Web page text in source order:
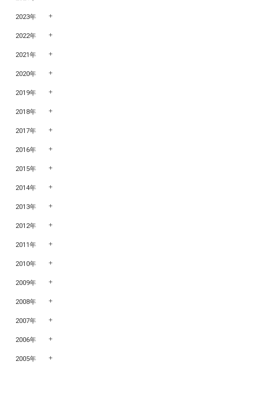
2023年
2022年
2021年
2020年
2019年
2018年
2017年
2016年
2015年
2014年
2013年
2012年
2011年
2010年
2009年
2008年
2007年
2006年
2005年